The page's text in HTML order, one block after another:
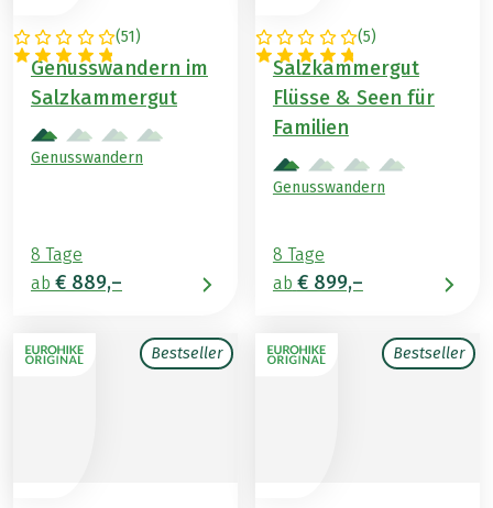
(51)
ÖSTERREICH
Genusswandern im
Salzkammergut
Genusswandern
8 Tage
ab € 889,–
(5)
ÖSTERREICH
Salzkammergut
Flüsse & Seen für
Familien
Genusswandern
8 Tage
ab € 899,–
Bestseller Bestseller